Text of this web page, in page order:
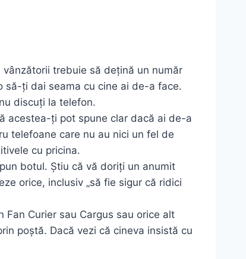
vânzătorii trebuie să dețină un număr
să-ți dai seama cu cine ai de-a face.
discuți la telefon.
acestea-ți pot spune clar dacă ai de-a
telefoane care nu au nici un fel de
cu pricina.
botul. Știu că vă doriți un anumit
orice, inclusiv „să fie sigur că ridici
Curier sau Cargus sau orice alt
poștă. Dacă vezi că cineva insistă cu